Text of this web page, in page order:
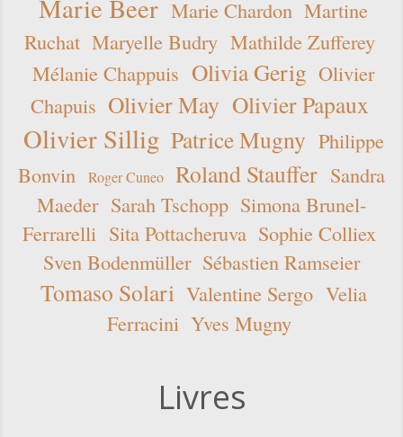
Marie Beer Marie Chardon Martine
Ruchat Maryelle Budry Mathilde Zufferey
Mélanie Chappuis Olivia Gerig Olivier
Chapuis Olivier May Olivier Papaux
Olivier Sillig Patrice Mugny Philippe
Bonvin
Roger Cuneo Roland Stauffer Sandra
Maeder Sarah Tschopp Simona Brunel-
Ferrarelli Sita Pottacheruva Sophie Colliex
Sven Bodenmüller Sébastien Ramseier
Tomaso Solari Valentine Sergo Velia
Ferracini Yves Mugny
Livres